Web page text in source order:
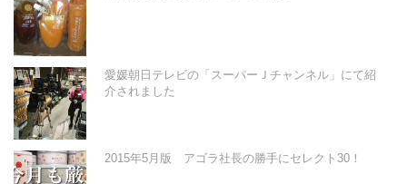
愛媛朝日テレビの「スーパーＪチャンネル」にて紹
介されました
2015年5月版 アゴラ社長の勝手にセレクト30！